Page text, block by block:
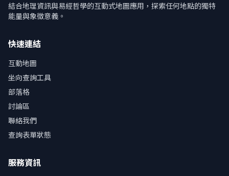
結合地理資訊與易經哲學的互動式地圖應用，探索任何地點的獨特
能量與象徵意義。
快速連結
互動地圖
坐向查詢工具
部落格
討論區
聯絡我們
查詢表單狀態
服務資訊